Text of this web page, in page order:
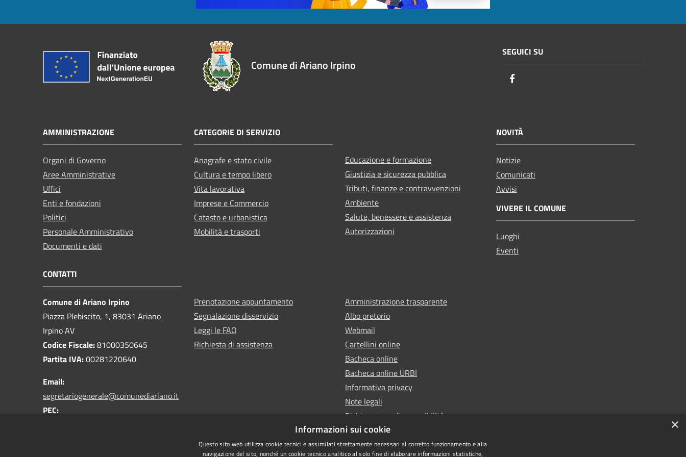
Comune di Ariano Irpino
SEGUICI SU
AMMINISTRAZIONE
Organi di Governo
Aree Amministrative
Uffici
Enti e fondazioni
Politici
Personale Amministrativo
Documenti e dati
CATEGORIE DI SERVIZIO
Anagrafe e stato civile
Cultura e tempo libero
Vita lavorativa
Imprese e Commercio
Catasto e urbanistica
Mobilità e trasporti
Educazione e formazione
Giustizia e sicurezza pubblica
Tributi, finanze e contravvenzioni
Ambiente
Salute, benessere e assistenza
Autorizzazioni
NOVITÀ
Notizie
Comunicati
Avvisi
VIVERE IL COMUNE
Luoghi
Eventi
CONTATTI
Comune di Ariano Irpino
Piazza Plebiscito, 1, 83031 Ariano
Irpino AV
Codice Fiscale:81000350645
Partita IVA:00281220640
Email:
segretariogenerale@comunediariano.it
PEC:
Prenotazione appuntamento
Segnalazione disservizio
Leggi le FAQ
Richiesta di assistenza
Amministrazione trasparente
Albo pretorio
Webmail
Cartellini online
Bacheca online
Bacheca online URBI
Informativa privacy
Note legali
Dichiarazione di accessibilità
×
Informazioni sui cookie
Questo sito web utilizza cookie tecnici e assimilati strettamente necessari al corretto funzionamento e alla
navigazione del sito, nonché un cookie tecnico analitico al solo fine di elaborare informazioni statistiche,